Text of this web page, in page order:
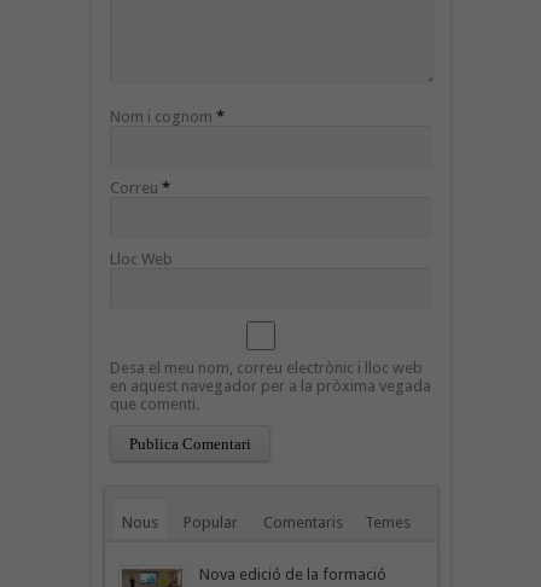
Nom i cognom *
Correu *
Lloc Web
Desa el meu nom, correu electrònic i lloc web
en aquest navegador per a la pròxima vegada
que comenti.
Nous Popular Comentaris Temes
Nova edició de la formació